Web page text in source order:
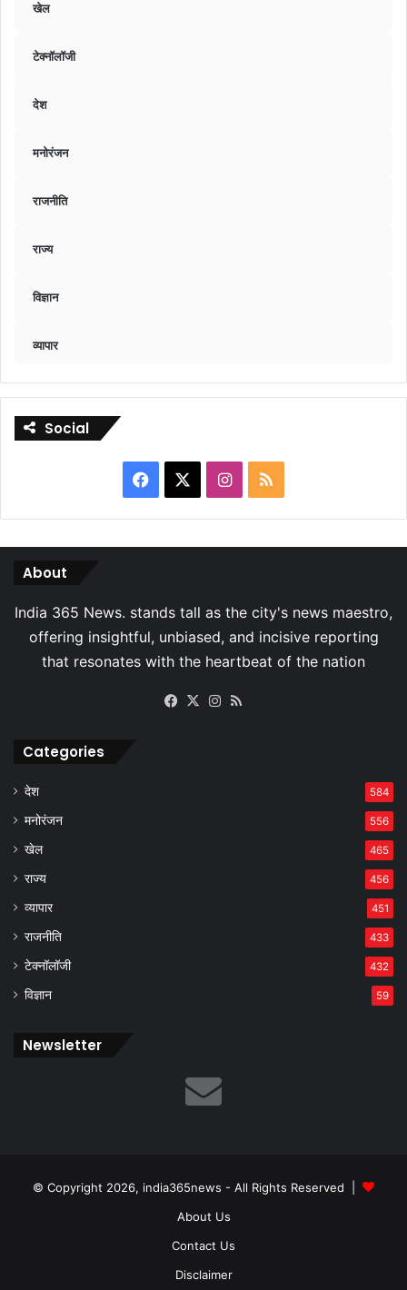
खेल
टेक्नॉलॉजी
देश
मनोरंजन
राजनीति
राज्य
विज्ञान
व्यापार
Social
Facebook Instagram
RSS
About
Facebook
X Instagram
Categories
देश 584
मनोरंजन 556
खेल 465
राज्य 456
व्यापार 451
राजनीति 433
टेक्नॉलॉजी 432
विज्ञान 59
Newsletter
© Copyright 2026, india365news - All Rights Reserved |
About Us
Contact Us
Disclaimer